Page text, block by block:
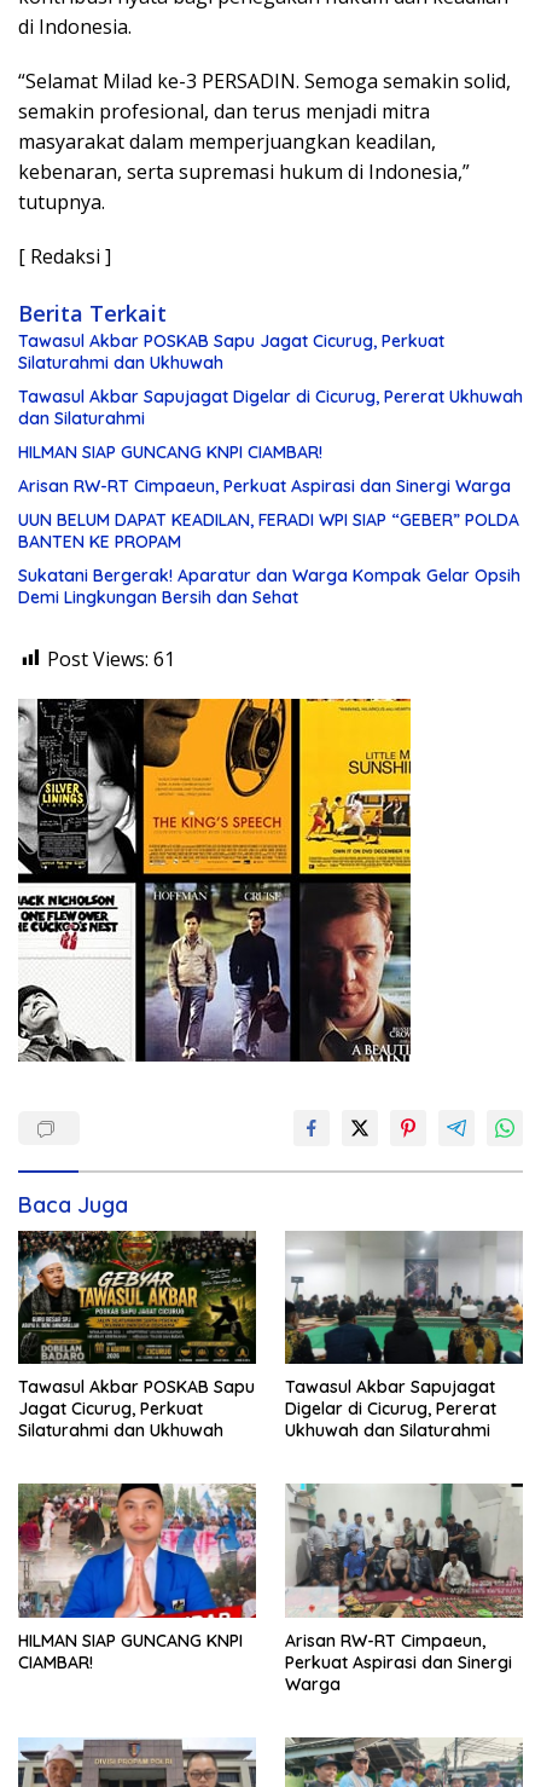
di Indonesia.
“Selamat Milad ke-3 PERSADIN. Semoga semakin solid,
semakin profesional, dan terus menjadi mitra
masyarakat dalam memperjuangkan keadilan,
kebenaran, serta supremasi hukum di Indonesia,”
tutupnya.
[ Redaksi ]
Berita Terkait
Tawasul Akbar POSKAB Sapu Jagat Cicurug, Perkuat
Silaturahmi dan Ukhuwah
Tawasul Akbar Sapujagat Digelar di Cicurug, Pererat Ukhuwah
dan Silaturahmi
HILMAN SIAP GUNCANG KNPI CIAMBAR!
Arisan RW-RT Cimpaeun, Perkuat Aspirasi dan Sinergi Warga
UUN BELUM DAPAT KEADILAN, FERADI WPI SIAP “GEBER” POLDA
BANTEN KE PROPAM
Sukatani Bergerak! Aparatur dan Warga Kompak Gelar Opsih
Demi Lingkungan Bersih dan Sehat
Post Views: 61
Baca Juga
Tawasul Akbar POSKAB Sapu
Jagat Cicurug, Perkuat
Silaturahmi dan Ukhuwah
Tawasul Akbar Sapujagat
Digelar di Cicurug, Pererat
Ukhuwah dan Silaturahmi
HILMAN SIAP GUNCANG KNPI
CIAMBAR!
Arisan RW-RT Cimpaeun,
Perkuat Aspirasi dan Sinergi
Warga